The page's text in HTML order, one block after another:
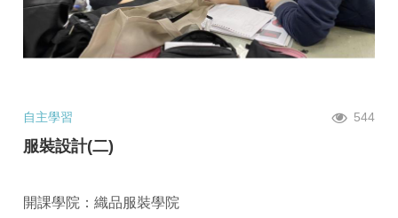
自主學習 544
服裝設計(二)
開課學院：織品服裝學院